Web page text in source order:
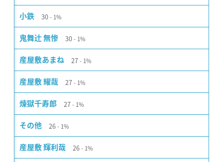
小鉄 30 1%
鬼舞辻󠄀 無惨 30 1%
産屋敷あまね 27 1%
産屋敷 耀哉 27 1%
煉獄千寿郎 27 1%
その他 26 1%
産屋敷 輝利哉 26 1%